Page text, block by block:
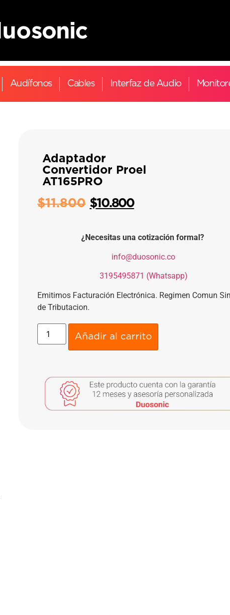
Audífonos Cables Interfaz de Audio
Adaptador
Convertidor Proel
AT165PRO
$11.800 $10.800
¿Necesitas una cotización formal?
info@duosonic.co
3195495871 (Whatsapp)
Emitimos Facturación Electrónica. Regimen Comun
de Tributacion.
Añadir al carrito